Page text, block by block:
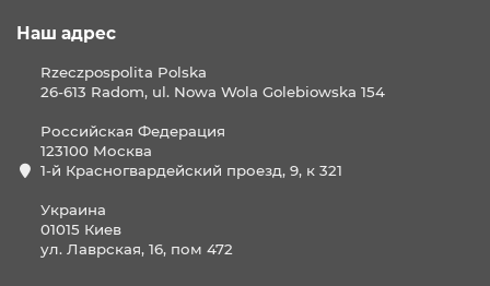
Наш адрес
Rzeczpospolita Polska
26-613 Radom, ul. Nowa Wola Golebiowska 154
Российская Федерация
123100 Москва
1-й Красногвардейский проезд, 9, к 321
Украина
01015 Киев
ул. Лаврская, 16, пом 472